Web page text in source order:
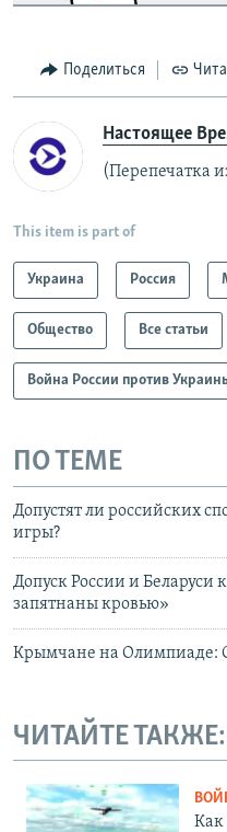
Поделиться
Настоящее
(Перепечатка
This item is part of
Украина Россия
Общество Все статьи
Война России против
ПО ТЕМЕ
Допустят ли российских
игры?
Допуск России и
запятнаны кровью»
Крымчане на Олимпиаде:
ЧИТАЙТЕ ТАКЖЕ:
Как